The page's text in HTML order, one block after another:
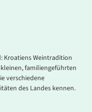
Kroatiens Weintradition
familiengeführten
verschiedene
des Landes kennen.